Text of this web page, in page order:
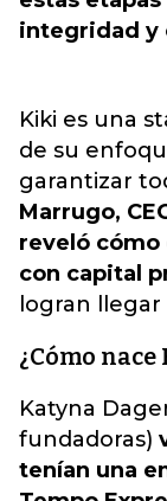
integridad y
Kiki es una
de su
garantizar
Marrugo,
reveló cómo
con capital
logran llegar
¿Cómo nace
Katyna
fundadoras)
tenían una